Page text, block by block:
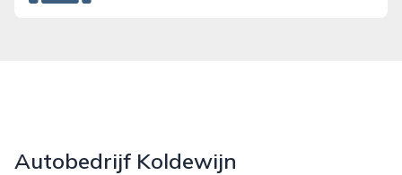
Autobedrijf Koldewijn